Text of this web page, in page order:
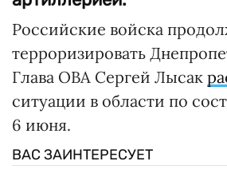
Российские войска
терроризировать
Глава ОВА Сергей Лысак
ситуации в области по
6 июня.
ВАС ЗАИНТЕРЕСУЕТ